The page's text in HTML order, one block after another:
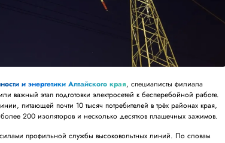
и энергетики Алтайского края, специалисты филиала
важный этап подготовки электросетей к бесперебойной работе.
питающей почти 10 тысяч потребителей в трёх районах края,
200 изоляторов и несколько десятков плашечных зажимов.
профильной службы высоковольтных линий. По словам